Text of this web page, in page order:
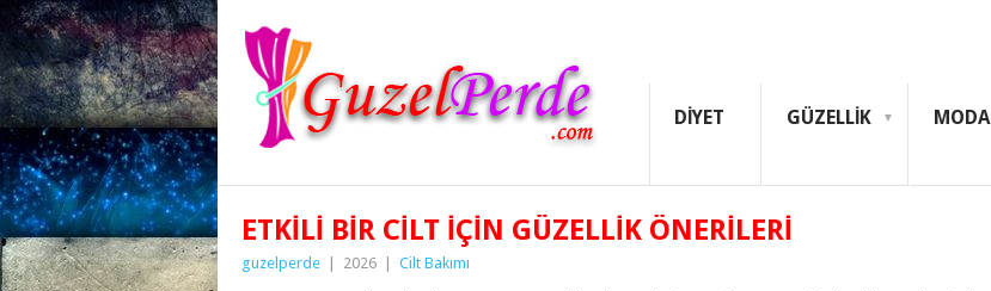
DIYET GÜZELLIK MODA
ETKILI BIR CILT IÇIN GÜZELLIK ÖNERILERI
guzelperde 2026 Cilt Bakımı